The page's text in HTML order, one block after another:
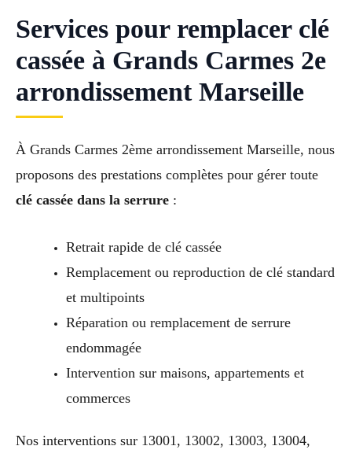
Services pour remplacer clé
cassée à Grands Carmes 2e
arrondissement Marseille
À Grands Carmes 2ème arrondissement Marseille, nous
proposons des prestations complètes pour gérer toute
clé cassée dans la serrure :
Retrait rapide de clé cassée
Remplacement ou reproduction de clé standard
et multipoints
Réparation ou remplacement de serrure
endommagée
Intervention sur maisons, appartements et
commerces
Nos interventions sur 13001, 13002, 13003, 13004,